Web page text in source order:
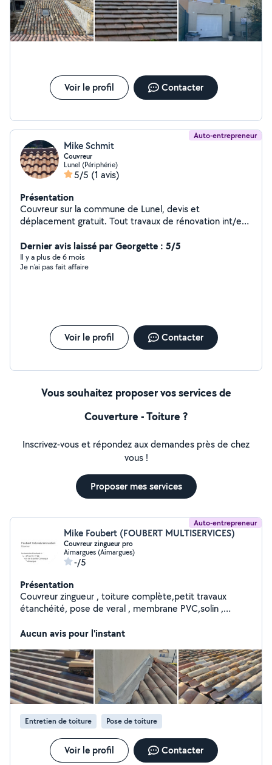
Voir le profil Contacter
Auto-entrepreneur
Mike Schmit
Couvreur
Lunel (Périphérie)
5/5 (1 avis)
Présentation
Couvreur sur la commune de Lunel, devis et
déplacement gratuit. Tout travaux de rénovation int/ext,
Dernier avis laissé par Georgette : 5/5
Il y a plus de 6 mois
Je n'ai pas fait affaire
Voir le profil Contacter
Vous souhaitez proposer vos services de
Couverture - Toiture ?
Inscrivez-vous et répondez aux demandes près de chez
vous !
Proposer mes services
Auto-entrepreneur
Mike Foubert (FOUBERT MULTISERVICES)
Couvreur zingueur pro
Aimargues (Aimargues)
-/5
Présentation
Couvreur zingueur , toiture complète,petit travaux
étanchéité, pose de veral , membrane PVC,solin ,
ventilé ,
Aucun avis pour l'instant
Entretien de toiture Pose de toiture
Voir le profil Contacter